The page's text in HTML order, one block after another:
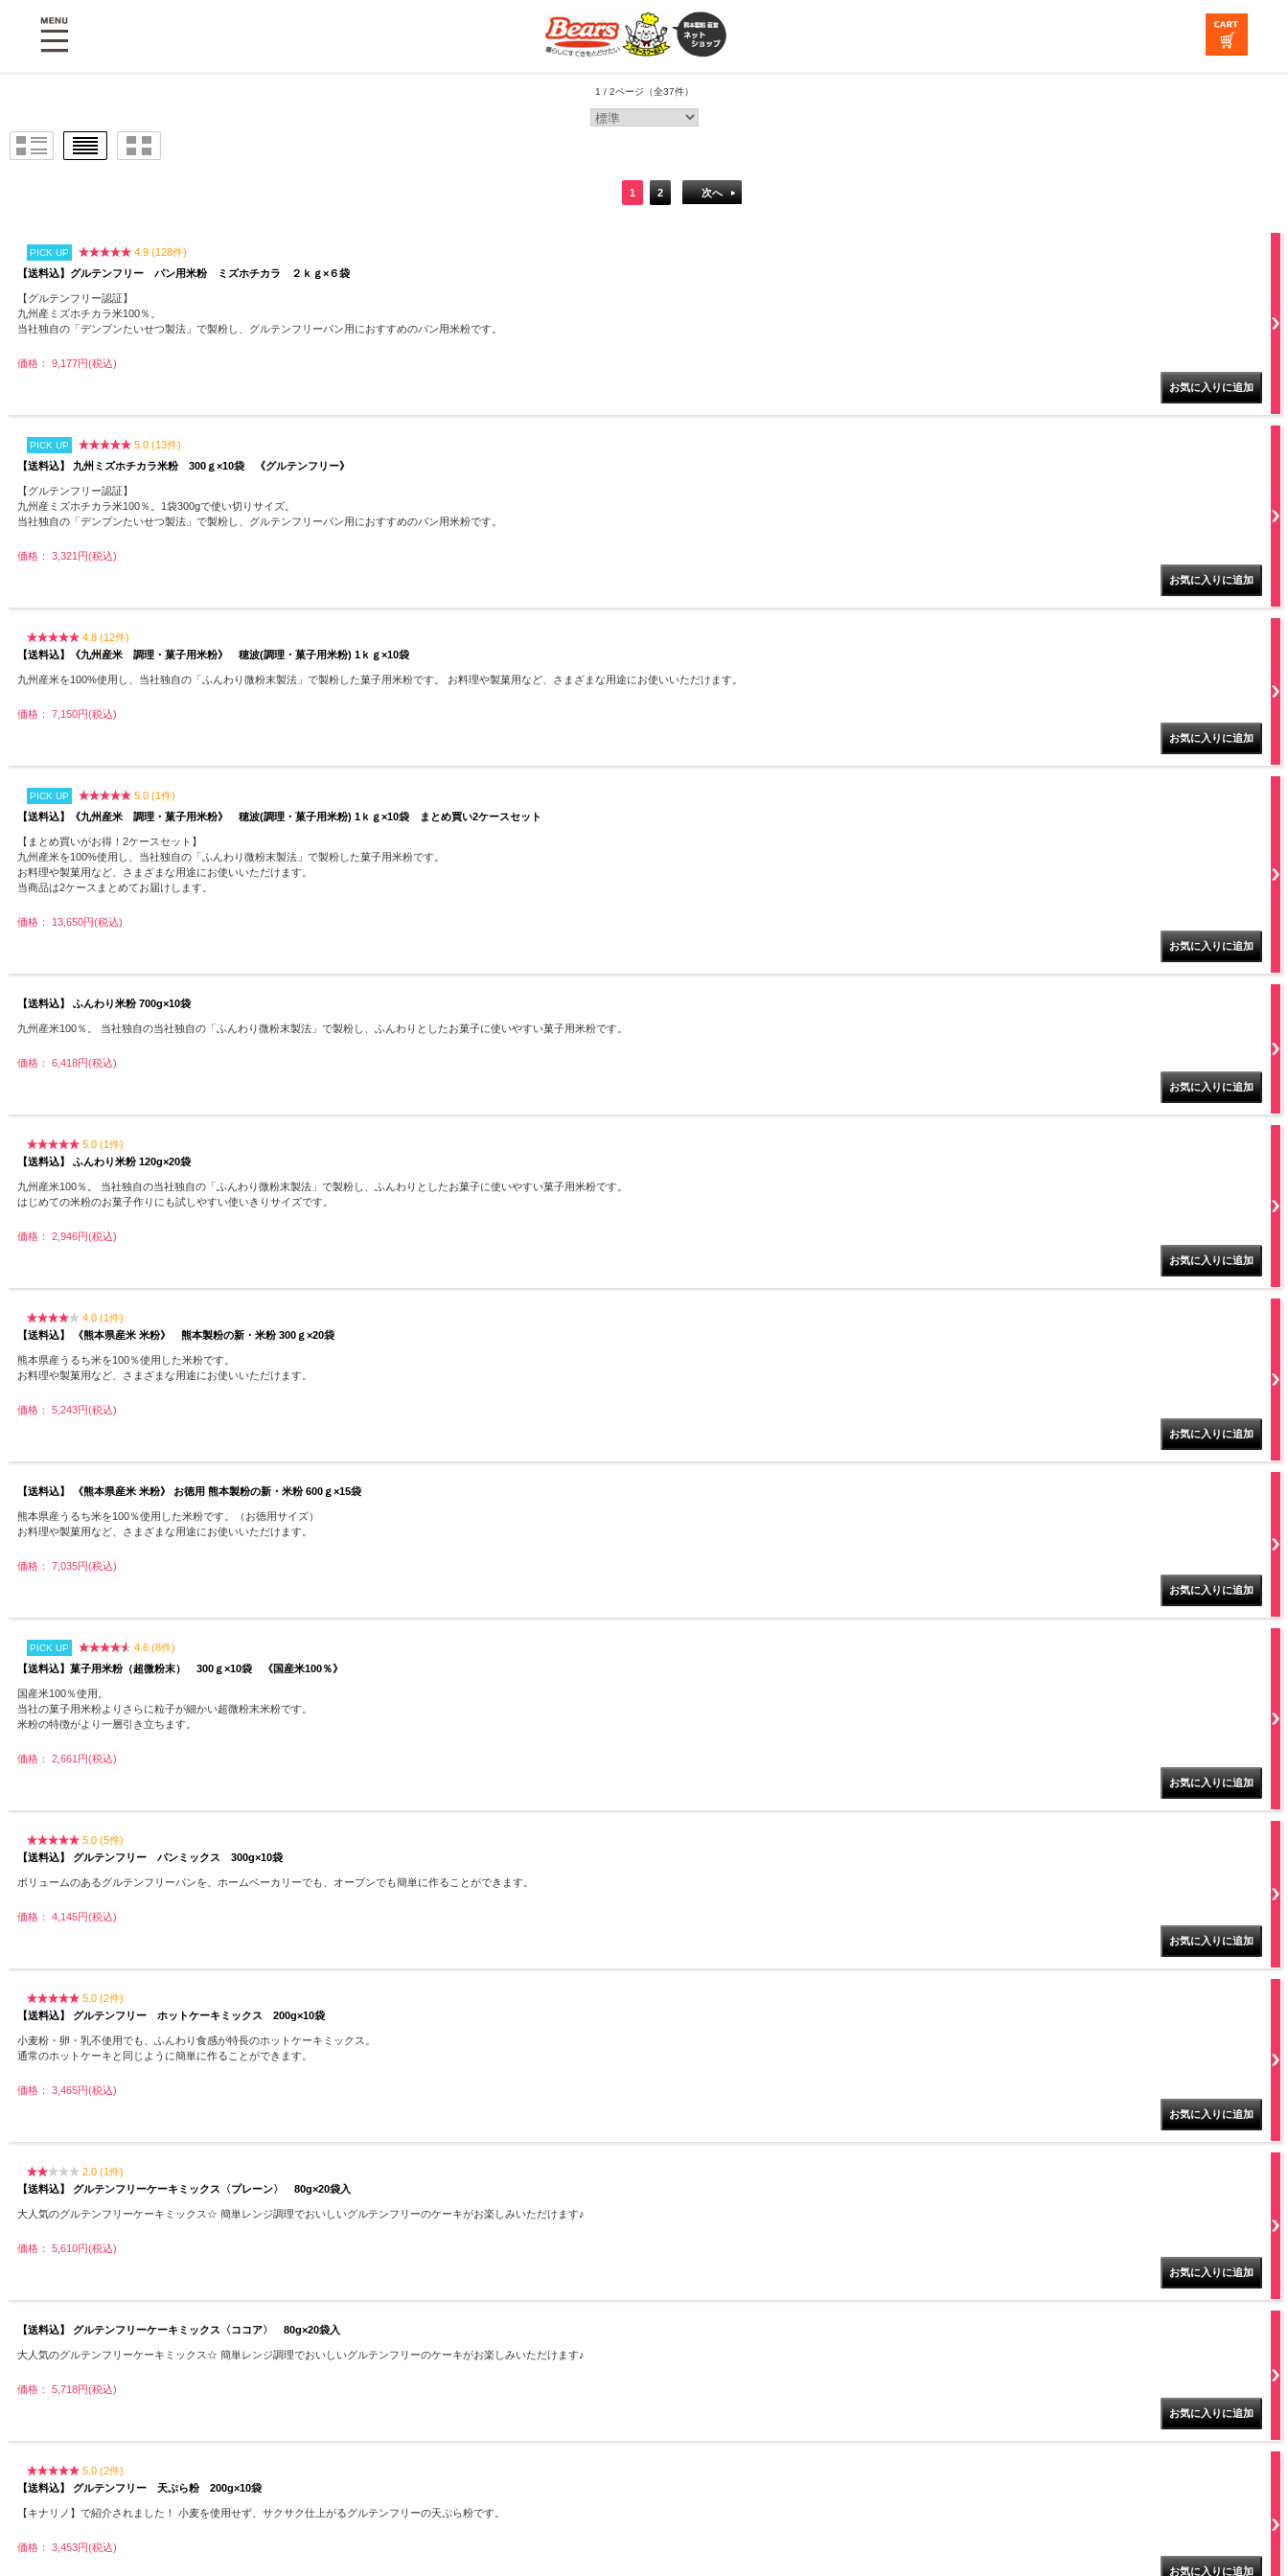
1 / 2ページ （全37件）
1 2 次へ
PICK UP
4.9 (128件)
【送料込】グルテンフリー パン用米粉 ミズホチカラ ２ｋｇ×６袋
【グルテンフリー認証】
九州産ミズホチカラ米100％。
当社独自の「デンプンたいせつ製法」で製粉し、グルテンフリーパン用におすすめのパン用米粉です。
価格： 9,177円(税込)
PICK UP
5.0 (13件)
【送料込】 九州ミズホチカラ米粉 300ｇ×10袋 《グルテンフリー》
【グルテンフリー認証】
九州産ミズホチカラ米100％。1袋300gで使い切りサイズ。
当社独自の「デンプンたいせつ製法」で製粉し、グルテンフリーパン用におすすめのパン用米粉です。
価格： 3,321円(税込)
4.8 (12件)
【送料込】《九州産米 調理・菓子用米粉》 穂波(調理・菓子用米粉) 1ｋｇ×10袋
九州産米を100%使用し、当社独自の「ふんわり微粉末製法」で製粉した菓子用米粉です。 お料理や製菓用など、さまざまな用途にお使いいただけます。
価格： 7,150円(税込)
PICK UP
5.0 (1件)
【送料込】《九州産米 調理・菓子用米粉》 穂波(調理・菓子用米粉) 1ｋｇ×10袋 まとめ買い2ケースセット
【まとめ買いがお得！2ケースセット】
九州産米を100%使用し、当社独自の「ふんわり微粉末製法」で製粉した菓子用米粉です。
お料理や製菓用など、さまざまな用途にお使いいただけます。
当商品は2ケースまとめてお届けします。
価格： 13,650円(税込)
【送料込】 ふんわり米粉 700g×10袋
九州産米100％。 当社独自の当社独自の「ふんわり微粉末製法」で製粉し、ふんわりとしたお菓子に使いやすい菓子用米粉です。
価格： 6,418円(税込)
5.0 (1件)
【送料込】 ふんわり米粉 120g×20袋
九州産米100％。 当社独自の当社独自の「ふんわり微粉末製法」で製粉し、ふんわりとしたお菓子に使いやすい菓子用米粉です。
はじめての米粉のお菓子作りにも試しやすい使いきりサイズです。
価格： 2,946円(税込)
4.0 (1件)
【送料込】 《熊本県産米 米粉》 熊本製粉の新・米粉 300ｇ×20袋
熊本県産うるち米を100％使用した米粉です。
お料理や製菓用など、さまざまな用途にお使いいただけます。
価格： 5,243円(税込)
【送料込】 《熊本県産米 米粉》 お徳用 熊本製粉の新・米粉 600ｇ×15袋
熊本県産うるち米を100％使用した米粉です。（お徳用サイズ）
お料理や製菓用など、さまざまな用途にお使いいただけます。
価格： 7,035円(税込)
PICK UP
4.6 (8件)
【送料込】菓子用米粉（超微粉末） 300ｇ×10袋 《国産米100％》
国産米100％使用。
当社の菓子用米粉よりさらに粒子が細かい超微粉末米粉です。
米粉の特徴がより一層引き立ちます。
価格： 2,661円(税込)
5.0 (5件)
【送料込】 グルテンフリー パンミックス 300g×10袋
ボリュームのあるグルテンフリーパンを、ホームベーカリーでも、オーブンでも簡単に作ることができます。
価格： 4,145円(税込)
5.0 (2件)
【送料込】 グルテンフリー ホットケーキミックス 200g×10袋
小麦粉・卵・乳不使用でも、ふんわり食感が特長のホットケーキミックス。
通常のホットケーキと同じように簡単に作ることができます。
価格： 3,465円(税込)
2.0 (1件)
【送料込】 グルテンフリーケーキミックス〈プレーン〉 80g×20袋入
大人気のグルテンフリーケーキミックス☆ 簡単レンジ調理でおいしいグルテンフリーのケーキがお楽しみいただけます♪
価格： 5,610円(税込)
【送料込】 グルテンフリーケーキミックス〈ココア〉 80g×20袋入
大人気のグルテンフリーケーキミックス☆ 簡単レンジ調理でおいしいグルテンフリーのケーキがお楽しみいただけます♪
価格： 5,718円(税込)
5.0 (2件)
【送料込】 グルテンフリー 天ぷら粉 200g×10袋
【キナリノ】で紹介されました！ 小麦を使用せず、サクサク仕上がるグルテンフリーの天ぷら粉です。
価格： 3,453円(税込)